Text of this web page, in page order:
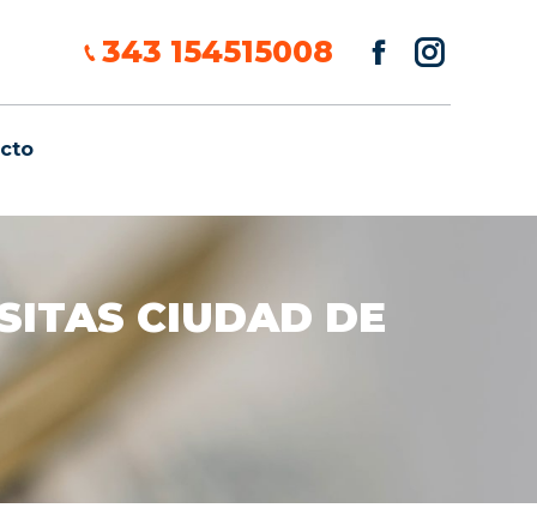
343 154515008
CIUDAD DE